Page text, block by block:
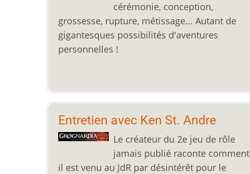
cérémonie, conception,
grossesse, rupture, métissage... Autant de
gigantesques possibilités d'aventures
personnelles !
Entretien avec Ken St. Andre
Le créateur du 2e jeu de rôle
jamais publié raconte comment
il est venu au JdR par désintérêt pour le